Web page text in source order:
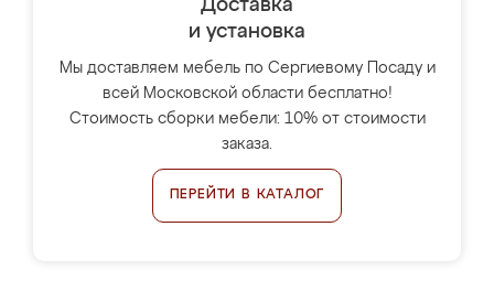
Доставка
и установка
Мы доставляем мебель по Сергиевому Посаду и
всей Московской области бесплатно!
Стоимость сборки мебели: 10% от стоимости
заказа.
ПЕРЕЙТИ В КАТАЛОГ